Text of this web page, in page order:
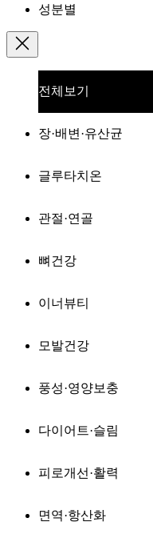
성분별
전체보기
장·배변·유산균
글루타치온
관절·연골
뼈건강
이너뷰티
모발건강
풍성·영양보충
다이어트·슬림
피로개선·활력
면역·항산화